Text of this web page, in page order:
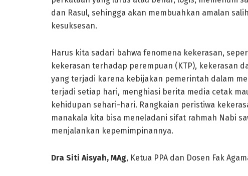
dan Rasul, sehingga akan membuahkan amalan
kesuksesan.
Harus kita sadari bahwa fenomena kekerasan,
kekerasan terhadap perempuan (KTP), kekerasan
yang terjadi karena kebijakan pemerintah dalam
terjadi setiap hari, menghiasi berita media cetak
kehidupan sehari-hari. Rangkaian peristiwa
manakala kita bisa meneladani sifat rahmah Nabi
menjalankan kepemimpinannya.
Dra Siti Aisyah, MAg, Ketua PPA dan Dosen Fak